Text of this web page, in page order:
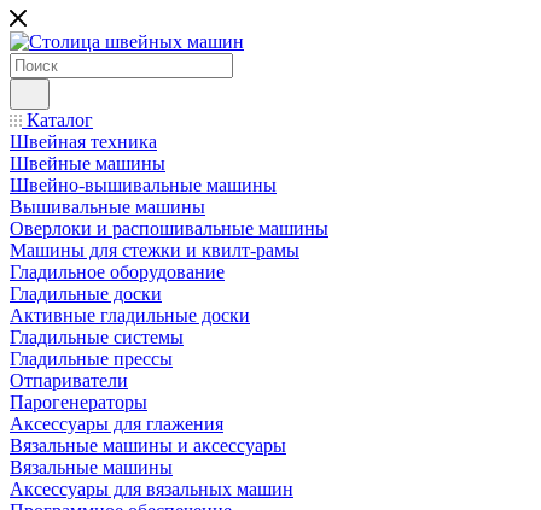
Каталог
Швейная техника
Швейные машины
Швейно-вышивальные машины
Вышивальные машины
Оверлоки и распошивальные машины
Машины для стежки и квилт-рамы
Гладильное оборудование
Гладильные доски
Активные гладильные доски
Гладильные системы
Гладильные прессы
Отпариватели
Парогенераторы
Аксессуары для глажения
Вязальные машины и аксессуары
Вязальные машины
Аксессуары для вязальных машин